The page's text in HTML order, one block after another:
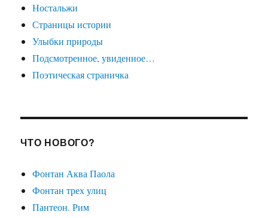
Ностальжи
Страницы истории
Улыбки природы
Подсмотренное, увиденное…
Поэтическая страничка
ЧТО НОВОГО?
Фонтан Аква Паола
Фонтан трех улиц
Пантеон. Рим